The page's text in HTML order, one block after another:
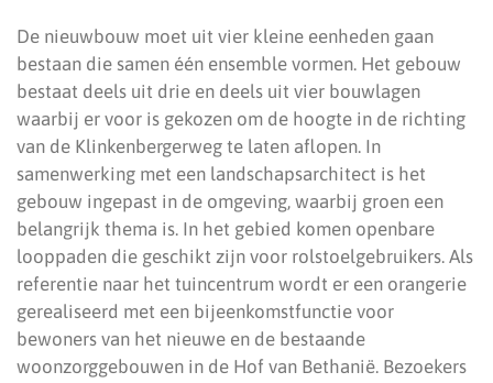
De nieuwbouw moet uit vier kleine eenheden gaan
bestaan die samen één ensemble vormen. Het gebouw
bestaat deels uit drie en deels uit vier bouwlagen
waarbij er voor is gekozen om de hoogte in de richting
van de Klinkenbergerweg te laten aflopen. In
samenwerking met een landschapsarchitect is het
gebouw ingepast in de omgeving, waarbij groen een
belangrijk thema is. In het gebied komen openbare
looppaden die geschikt zijn voor rolstoelgebruikers. Als
referentie naar het tuincentrum wordt er een orangerie
gerealiseerd met een bijeenkomstfunctie voor
bewoners van het nieuwe en de bestaande
woonzorggebouwen in de Hof van Bethanië. Bezoekers